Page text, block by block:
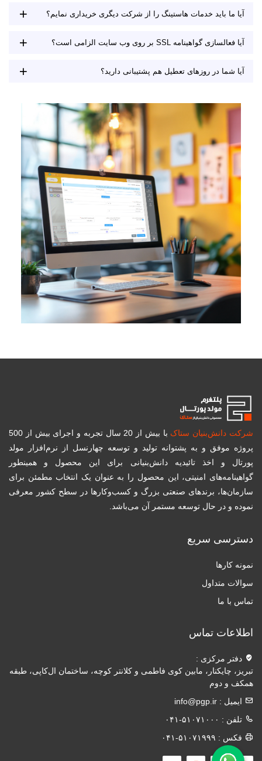
آیا ما باید خدمات هاستینگ را از شرکت دیگری خریداری نمایم؟
آیا فعالسازی گواهینامه SSL بر روی وب سایت الزامی است؟
آیا شما در روزهای تعطیل هم پشتیبانی دارید؟
شرکت دانش‌بنیان ستاک
با بیش از 20 سال تجربه و اجرای بیش از 500
پروژه موفق و به پشتوانه تولید و توسعه چهارنسل از نرم‌افزار مولد
پورتال و اخذ تائیدیه دانش‌بنیانی برای این محصول و همینطور
گواهینامه‌های امنیتی، این محصول را به عنوان یک انتخاب مطمئن برای
سازمان‌ها، برندهای صنعتی بزرگ و کسب‌و‌کارها در سطح کشور معرفی
نموده و در حال توسعه مستمر آن می‌باشد.
دسترسی سریع
نمونه کارها
سوالات متداول
تماس با ما
اطلاعات تماس
دفتر مرکزی :
تبریز، چایکنار، مابین کوی فاطمی و کلانتر کوچه، ساختمان ال‌کاپی، طبقه
همکف و دوم
ایمیل : info@pgp.ir
تلفن : ۰۴۱-۵۱۰۷۱۰۰۰
فکس : ۰۴۱-۵۱۰۷۱۹۹۹